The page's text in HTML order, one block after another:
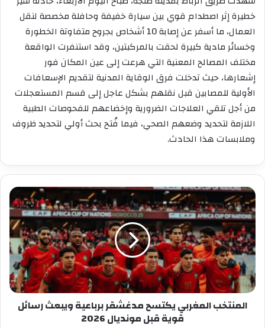
خطيرة إثر اصطدام قوي بين سيارة خفيفة وحافلة مخصصة لنقل
العمال، ما أسفر عن إصابة 10 أشخاص بجروح متفاوتة الخطورة
وخسائر مادية كبيرة لحقت بالمركبتين، وقد استنفرت الواقعة
مختلف المصالح المعنية التي هرعت إلى عين المكان فور
إشعارها، حيث تدخلت فرق الوقاية المدنية لتقديم الإسعافات
الأولية للمصابين قبل نقلهم بشكل عاجل إلى قسم المستعجلات
من أجل تلقي العلاجات الضرورية وإخضاعهم للفحوصات الطبية
اللازمة لتحديد وضعهم الصحي، فيما فُتح بحث أولي لتحديد ظروف
وملابسات هذا الحادث.
المنتخب
المغربي
يكتسح
مدغشقر
برباعية
ويبعث
رسائل
قوية
قبل
مونديال
المنتخب المغربي يكتسح مدغشقر برباعية ويبعث رسائل
قوية قبل مونديال 2026